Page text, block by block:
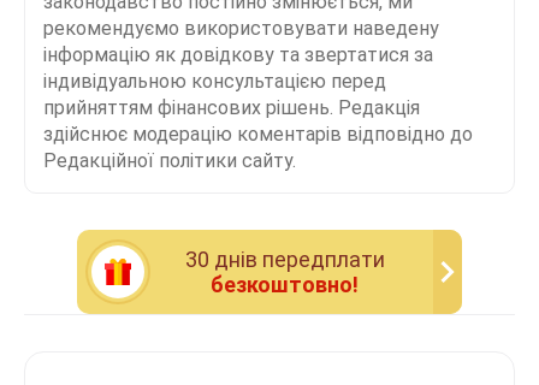
рекомендуємо використовувати наведену
інформацію як довідкову та звертатися за
індивідуальною консультацією перед
прийняттям фінансових рішень. Редакція
здійснює модерацію коментарів відповідно до
Редакційної політики сайту.
30 днiв передплати
безкоштовно!